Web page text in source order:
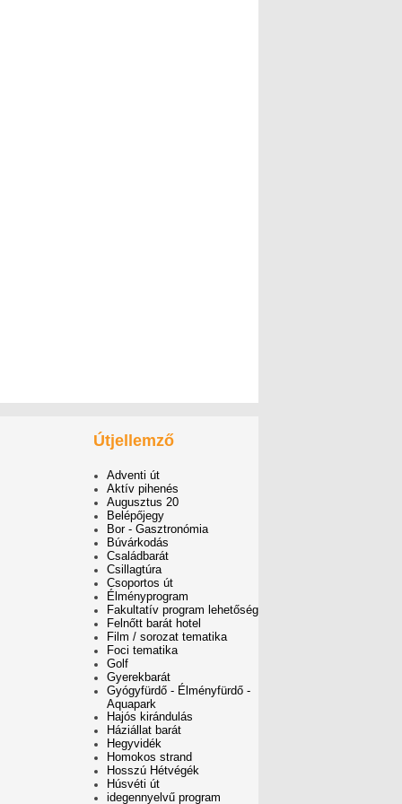
Útjellemző
Adventi út
Aktív pihenés
Augusztus 20
Belépőjegy
Bor - Gasztronómia
Búvárkodás
Családbarát
Csillagtúra
Csoportos út
Élményprogram
Fakultatív program lehetőség
Felnőtt barát hotel
Film / sorozat tematika
Foci tematika
Golf
Gyerekbarát
Gyógyfürdő - Élményfürdő -
Aquapark
Hajós kirándulás
Háziállat barát
Hegyvidék
Homokos strand
Hosszú Hétvégék
Húsvéti út
idegennyelvű program